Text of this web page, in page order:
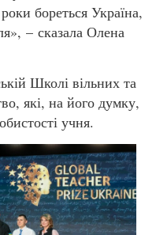
бореться Україна,
– сказала Олена
Школі вільних та
які, на його думку,
учня.